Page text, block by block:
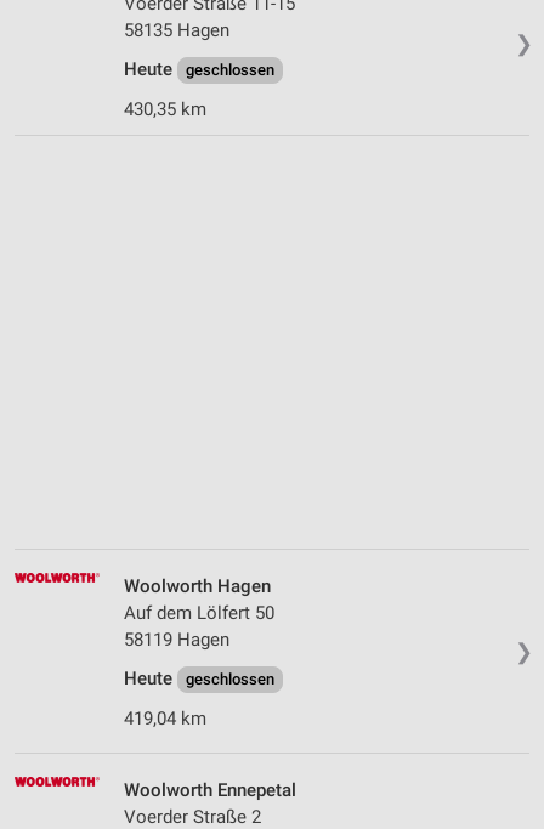
❯
58135 Hagen
Heute
geschlossen
430,35 km
❯
Woolworth Hagen
Auf dem Lölfert 50
58119 Hagen
Heute
geschlossen
419,04 km
Woolworth Ennepetal
Voerder Straße 2